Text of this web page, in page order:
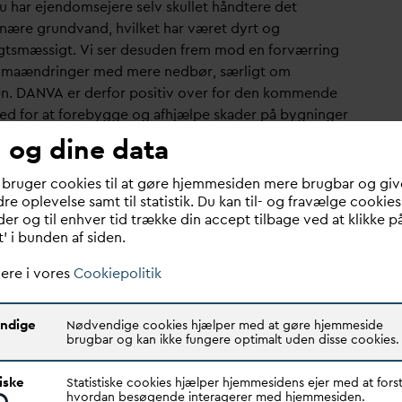
har ejendomsejere selv skullet håndtere det
grundvand, hvilket har været dyrt og
Vi ser desuden frem mod en forværring
med mere nedbør, særligt om
DANVA er derfor positiv over for den kommende
for at forebygge og afhjælpe skader på bygninger
herunder at den nye lovgivning lægger op til
ivalg af løsninger, når det er
hensigtsmæssigt.
en tillid til, atvandselskaberne kan finde de bedste
hvor det bliver muligt at lave dræn, løsninger på
vand til PtX-anlæg, hvilket der netop er kommet et
om. Nu kan vi sikre en mere sammenhængende
mod effekterne af klimaforandringer.
for gennemførelse
peger på tre barrierer, der skal ryddes af vejen for at
og dine data
bruger cookies til at gøre hjemmesiden mere brugbar og
oplevelse samt til statistik. Du kan til- og fravælge cookies
og til enhver tid trække din accept tilbage ved at klikke
i bunden af siden.
i voresCookiepolitik
Nødvendige cookies hjælper med at gøre hjemmeside
brugbar og kan ikke fungere optimalt uden disse cookies.
Statistiske cookies hjælper hjemmesidens ejer med at
hvordan besøgende interagerer med hjemmesiden.